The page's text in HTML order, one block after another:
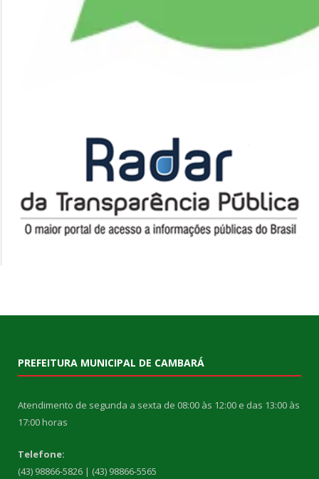
PREFEITURA MUNICIPAL DE CAMBARÁ
Atendimento de segunda a sexta de 08:00 às 12:00 e das 13:00 às
17:00 horas
Telefone:
(43) 98866-5826 | (43) 98866-5565